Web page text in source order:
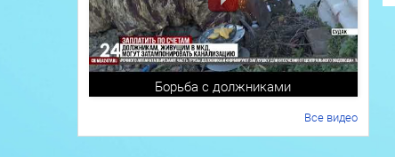
Борьба с должниками
Все видео